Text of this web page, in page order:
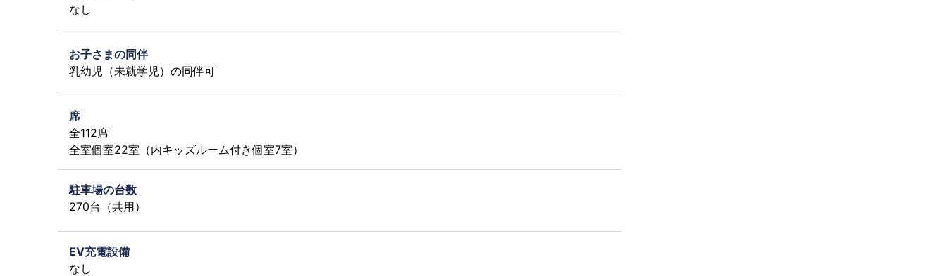
なし
お子さまの同伴
乳幼児（未就学児）の同伴可
席
全112席
全室個室22室（内キッズルーム付き個室7室）
駐車場の台数
270台（共用）
EV充電設備
なし